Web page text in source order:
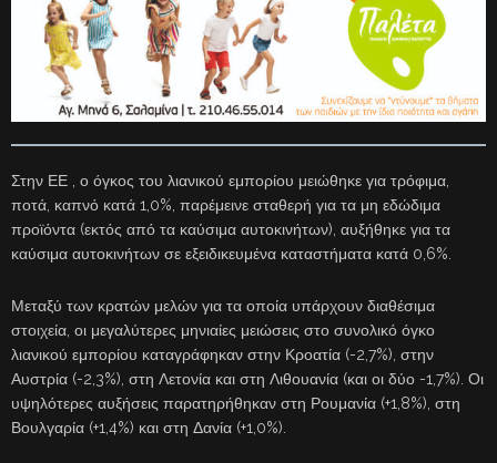
Στην ΕΕ , ο όγκος του λιανικού εμπορίου μειώθηκε για τρόφιμα,
ποτά, καπνό κατά 1,0%, παρέμεινε σταθερή για τα μη εδώδιμα
προϊόντα (εκτός από τα καύσιμα αυτοκινήτων), αυξήθηκε για τα
καύσιμα αυτοκινήτων σε εξειδικευμένα καταστήματα κατά 0,6%.
Μεταξύ των κρατών μελών για τα οποία υπάρχουν διαθέσιμα
στοιχεία, οι μεγαλύτερες μηνιαίες μειώσεις στο συνολικό όγκο
λιανικού εμπορίου καταγράφηκαν στην Κροατία (-2,7%), στην
Αυστρία (-2,3%), στη Λετονία και στη Λιθουανία (και οι δύο -1,7%). Οι
υψηλότερες αυξήσεις παρατηρήθηκαν στη Ρουμανία (+1,8%), στη
Βουλγαρία (+1,4%) και στη Δανία (+1,0%).